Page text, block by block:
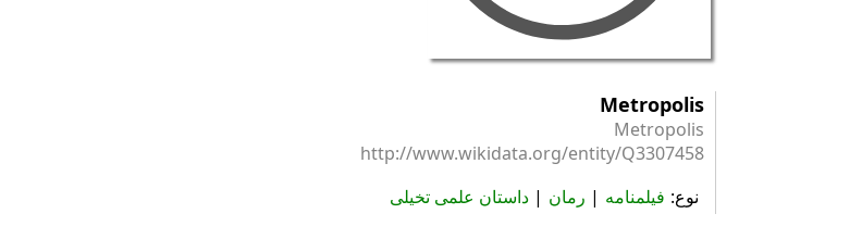
Metropolis
Metropolis
http://www.wikidata.org/entity/Q3307458
نوع فیلمنامه رمان داستان علمی تخیلی